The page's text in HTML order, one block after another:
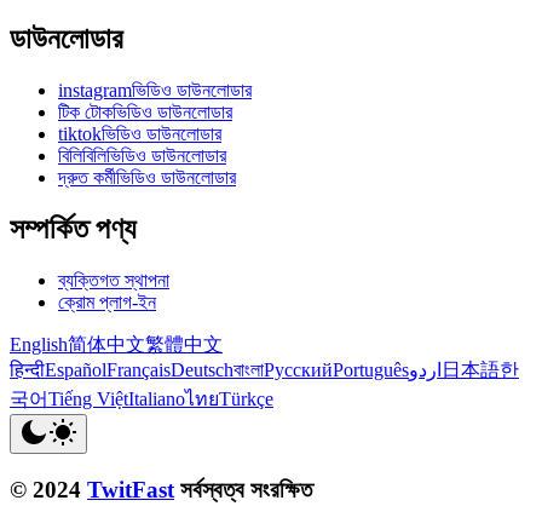
ডাউনলোডার
instagramভিডিও ডাউনলোডার
টিক টোকভিডিও ডাউনলোডার
tiktokভিডিও ডাউনলোডার
বিলিবিলিভিডিও ডাউনলোডার
দ্রুত কর্মীভিডিও ডাউনলোডার
সম্পর্কিত পণ্য
ব্যক্তিগত স্থাপনা
ক্রোম প্লাগ-ইন
English简体中文繁體中文
हिन्दीEspañolFrançaisDeutschবাংলাРусскийPortuguêsاردو 日本語한
국어Tiếng ViệtItalianoไทยTürkçe
© 2024 TwitFast সর্বস্বত্ব সংরক্ষিত